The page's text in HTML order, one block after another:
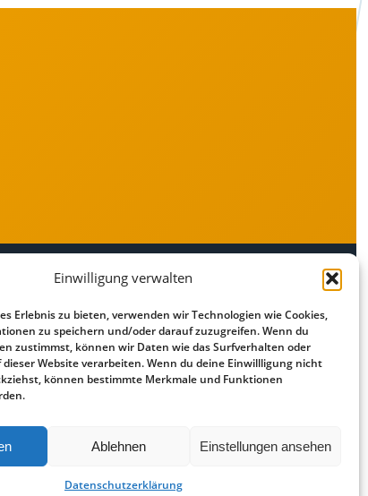
Einwilligung verwalten
Erlebnis zu bieten, verwenden wir Technologien wie Cookies,
zu speichern und/oder darauf zuzugreifen. Wenn du
zustimmst, können wir Daten wie das Surfverhalten oder
Website verarbeiten. Wenn du deine Einwillligung nicht
können bestimmte Merkmale und Funktionen
Ablehnen Einstellungen ansehen
Datenschutzerklärung
RECHTLICHES
Impressum
Datenschutz
Cookie-Richtlinie
über externe Partner ·Datenschutz